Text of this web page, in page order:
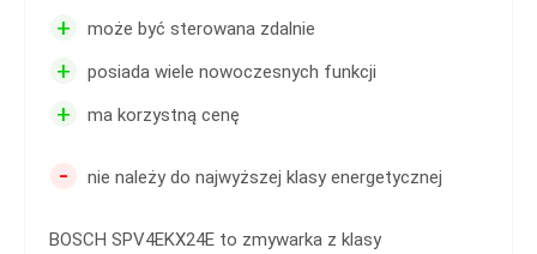
+ może być sterowana zdalnie
+ posiada wiele nowoczesnych funkcji
+ ma korzystną cenę
- nie należy do najwyższej klasy energetycznej
BOSCH SPV4EKX24E to zmywarka z klasy